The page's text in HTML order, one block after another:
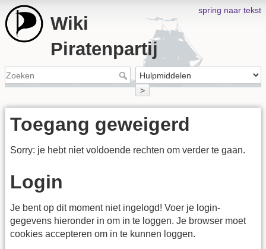
spring naar tekst
Wiki
Piratenpartij
>
Toegang geweigerd
Sorry: je hebt niet voldoende rechten om verder te gaan.
Login
Je bent op dit moment niet ingelogd! Voer je login-
gegevens hieronder in om in te loggen. Je browser moet
cookies accepteren om in te kunnen loggen.